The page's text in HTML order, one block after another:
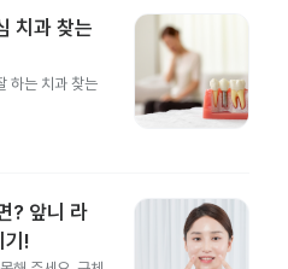
치과 찾는
하는 치과 찾는
? 앞니 라
기!